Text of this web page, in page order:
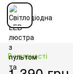
В наявності